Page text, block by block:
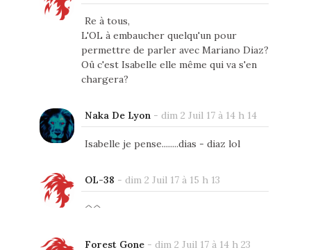
Re à tous,
L'OL à embaucher quelqu'un pour
permettre de parler avec Mariano Diaz?
Oû c'est Isabelle elle même qui va s'en
chargera?
Naka De Lyon- dim 2 Juil 17 à 14 h 14
Isabelle je pense........dias - diaz lol
OL-38 - dim 2 Juil 17 à 15 h 13
^^
Forest Gone- dim 2 Juil 17 à 14 h 23